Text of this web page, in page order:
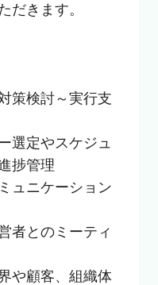
だきます。
策検討～実行支
選定やスケジュ
捗管理
ュニケーション
者とのミーティ
、組織体